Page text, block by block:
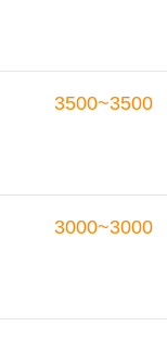
3500~3500
3000~3000